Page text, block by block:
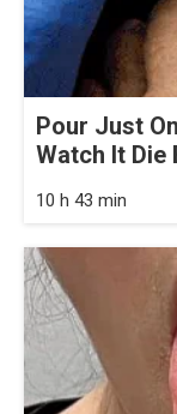
Pour Just
Watch It Die
10 h 43 min